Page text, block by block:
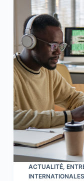
ACTUALITÉ,
INTERNATIONALES